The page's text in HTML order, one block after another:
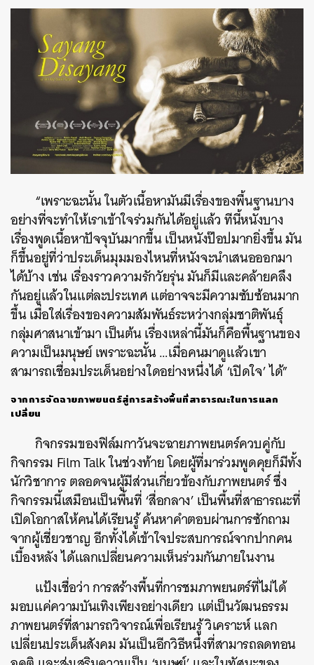
“เพราะฉะนั้น ในตัวเนื้อหามันมีเรื่องของพื้นฐานบาง
อย่างที่จะทำให้เราเข้าใจร่วมกันได้อยู่แล้ว ทีนี้หนังบาง
เรื่องพูดเนื้อหาปัจจุบันมากขึ้น เป็นหนังป๊อปมากยิ่งขึ้น มัน
ก็ขึ้นอยู่ที่ว่าประเด็นมุมมองไหนที่หนังจะนำเสนอออกมา
ได้บ้าง เช่น เรื่องราวความรักวัยรุ่น มันก็มีและคล้ายคลึง
กันอยู่แล้วในแต่ละประเทศ แต่อาจจะมีความซับซ้อนมาก
ขึ้น เมื่อใส่เรื่องของความสัมพันธ์ระหว่างกลุ่มชาติพันธุ์
กลุ่มศาสนาเข้ามา เป็นต้น เรื่องเหล่านี้มันก็คือพื้นฐานของ
ความเป็นมนุษย์ เพราะฉะนั้น …เมื่อคนมาดูแล้วเขา
สามารถเชื่อมประเด็นอย่างใดอย่างหนึ่งได้ ‘เปิดใจ’ ได้”
จากการจัดฉายภาพยนตร์สู่การสร้างพื้นที่สาธารณะในการแลก
เปลี่ยน
กิจกรรมของฟิล์มกาวันจะฉายภาพยนตร์ควบคู่กับ
กิจกรรม Film Talk ในช่วงท้าย โดยผู้ที่มาร่วมพูดคุยก็มีทั้ง
นักวิชาการ ตลอดจนผู้มีส่วนเกี่ยวข้องกับภาพยนตร์ ซึ่ง
กิจกรรมนี้เสมือนเป็นพื้นที่ ‘สื่อกลาง’ เป็นพื้นที่สาธารณะที่
เปิดโอกาสให้คนได้เรียนรู้ ค้นหาคำตอบผ่านการซักถาม
จากผู้เชี่ยวชาญ อีกทั้งได้เข้าใจประสบการณ์จากปากคน
เบื้องหลัง ได้แลกเปลี่ยนความเห็นร่วมกันภายในงาน
แป้งเชื่อว่า การสร้างพื้นที่การชมภาพยนตร์ที่ไม่ได้
มอบแค่ความบันเทิงเพียงอย่างเดียว แต่เป็นวัฒนธรรม
ภาพยนตร์ที่สามารถวิจารณ์เพื่อเรียนรู้ วิเคราะห์ แลก
เปลี่ยนประเด็นสังคม มันเป็นอีกวิธีหนึ่งที่สามารถลดทอน